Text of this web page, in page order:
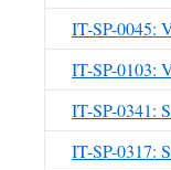
IT-SP-0045:
IT-SP-0103:
IT-SP-0341:
IT-SP-0317: